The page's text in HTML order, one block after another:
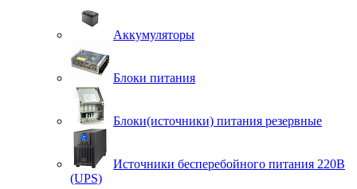
Аккумуляторы
Блоки питания
Блоки(источники) питания резервные
Источники бесперебойного питания 220В
(UPS)